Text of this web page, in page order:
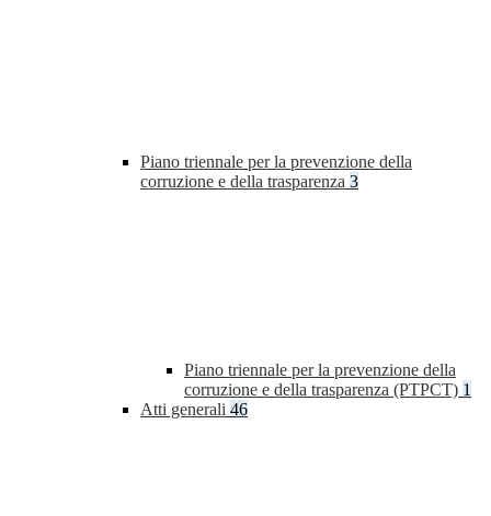
Piano triennale per la prevenzione della
corruzione e della trasparenza 3
Piano triennale per la prevenzione della
corruzione e della trasparenza (PTPCT) 1
Atti generali 46